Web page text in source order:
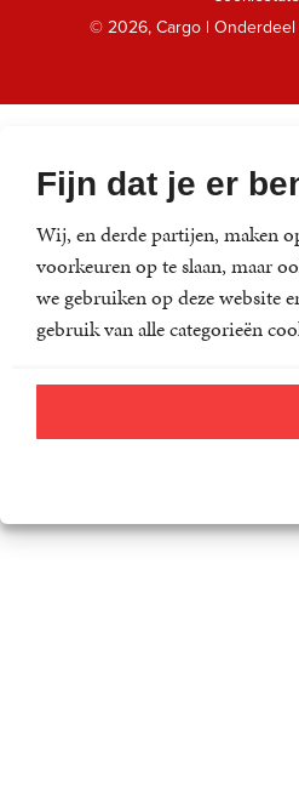
Fijn dat je er
Wij, en derde partijen, maken
voorkeuren op te slaan, maar
we gebruiken op deze website
gebruik van alle categorieën
© 2026, Cargo | Onderdeel